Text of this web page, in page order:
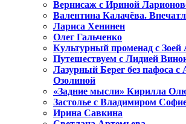
Вернисаж с Ириной
Валентина Калачёва.
Лариса Хенинен
Олег Гальченко
Культурный променад с Зоей
Путешествуем с Лидией
Лазурный Берег без пафоса с
Озолиной
«Задние мысли» Кирилла
Застолье с Владимиром
Ирина Савкина